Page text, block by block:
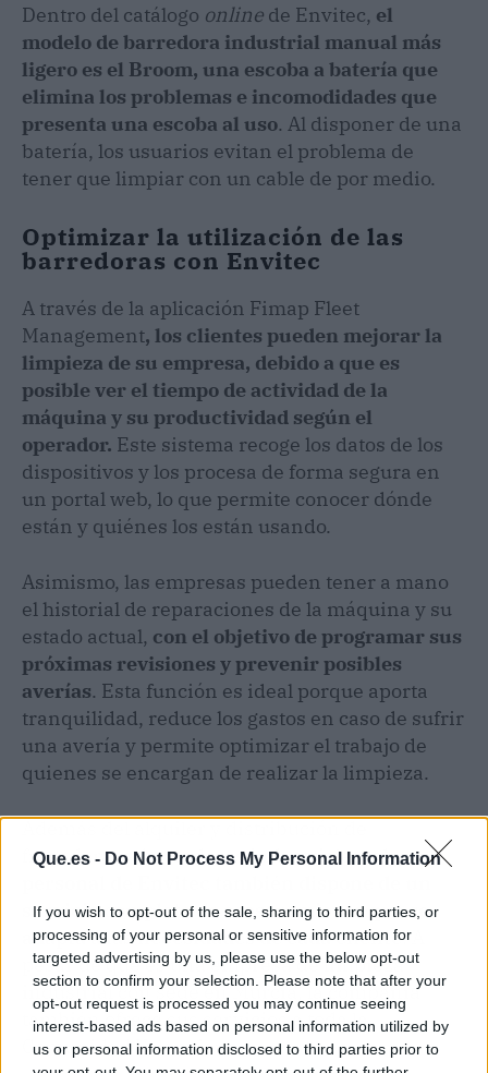
Que.es - Do Not Process My Personal Information
If you wish to opt-out of the sale, sharing to third parties, or
processing of your personal or sensitive information for
targeted advertising by us, please use the below opt-out
section to confirm your selection. Please note that after your
opt-out request is processed you may continue seeing
interest-based ads based on personal information utilized by
us or personal information disclosed to third parties prior to
Dentro del catálogo online de Envitec, el
modelo de barredora industrial manual más
ligero es el Broom, una escoba a batería que
elimina los problemas e incomodidades que
presenta una escoba al uso. Al disponer de una
batería, los usuarios evitan el problema de
tener que limpiar con un cable de por medio.
Optimizar la utilización de las
barredoras con Envitec
A través de la aplicación Fimap Fleet
Management, los clientes pueden mejorar la
limpieza de su empresa, debido a que es
posible ver el tiempo de actividad de la
máquina y su productividad según el
operador. Este sistema recoge los datos de los
dispositivos y los procesa de forma segura en
un portal web, lo que permite conocer dónde
están y quiénes los están usando.
Asimismo, las empresas pueden tener a mano
el historial de reparaciones de la máquina y su
estado actual, con el objetivo de programar sus
próximas revisiones y prevenir posibles
averías. Esta función es ideal porque aporta
tranquilidad, reduce los gastos en caso de sufrir
una avería y permite optimizar el trabajo de
quienes se encargan de realizar la limpieza.
fregadoras y barredoras industriales,el
servicio completo de asesoramiento que se
adapta a las necesidades de cada cliente. A
pesar de que es una empresa de limpieza
industrial con sede en Murcia, la compañía
también ofrece sus servicios a toda la
Comunidad Valenciana.